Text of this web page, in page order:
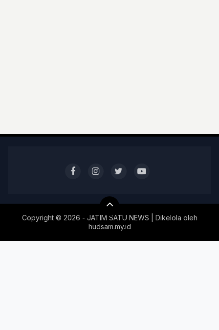
Copyright © 2026 - JATIM SATU NEWS | Dikelola oleh
hudsam.my.id